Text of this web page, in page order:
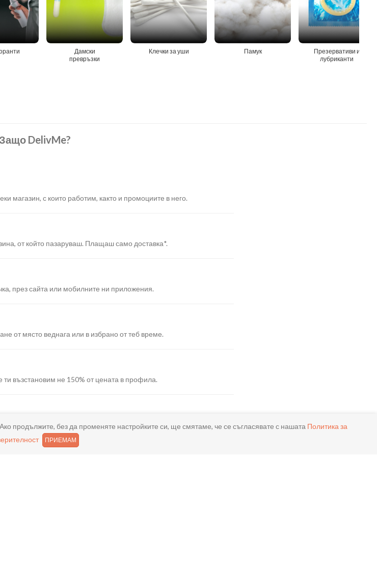
Дамски
превръзки
Клечки за уши Памук
Презервативи и
лубриканти
DelivMe?
магазин, с които работим, както и промоциите в него.
от който пазаруваш. Плащаш само доставка*.
през сайта или мобилните ни приложения.
от място веднага или в избрано от теб време.
възстановим не 150% от цената в профила.
с карта или профил в ePay.
продължите, без да променяте настройките си, ще смятаме, че се съгласявате с нашата Политика за
ПРИЕМАМ